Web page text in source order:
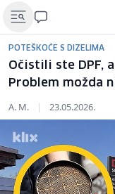
POTEŠKOĆE S DIZELIMA
Očistili ste DPF,
Problem možda
A. M. | 23.05.2026.